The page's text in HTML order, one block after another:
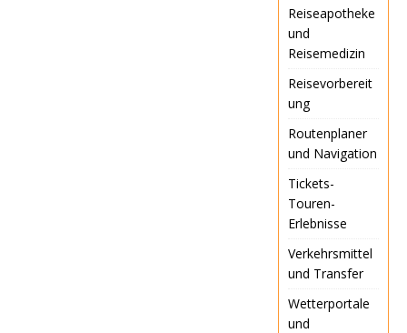
Reiseapotheke
und
Reisemedizin
Reisevorbereit
ung
Routenplaner
und Navigation
Tickets-
Touren-
Erlebnisse
Verkehrsmittel
und Transfer
Wetterportale
und